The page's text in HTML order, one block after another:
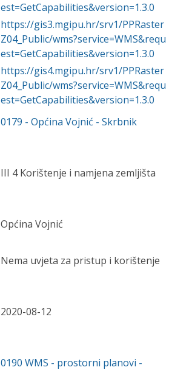
est=GetCapabilities&version=1.3.0
https://gis3.mgipu.hr/srv1/PPRaster
Z04_Public/wms?service=WMS&requ
est=GetCapabilities&version=1.3.0
https://gis4.mgipu.hr/srv1/PPRaster
Z04_Public/wms?service=WMS&requ
est=GetCapabilities&version=1.3.0
0179 -Općina Vojnić - Skrbnik
III 4 Korištenje i namjena zemljišta
Općina Vojnić
Nema uvjeta za pristup i korištenje
2020-08-12
0190 WMS - prostorni planovi -